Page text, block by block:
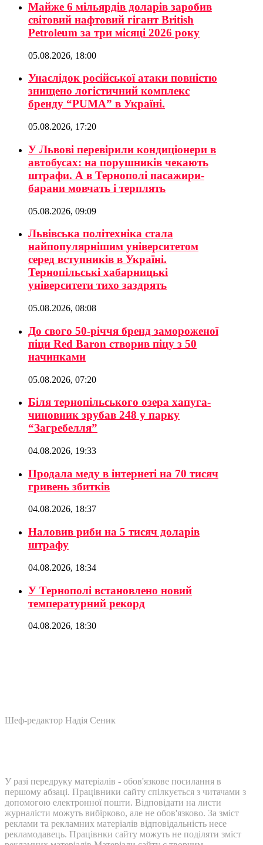
Майже 6 мільярдів доларів заробив
світовий нафтовий гігант British
Petroleum за три місяці 2026 року
05.08.2026, 18:00
Унаслідок російської атаки повністю
знищено логістичний комплекс
бренду “PUMA” в Україні.
05.08.2026, 17:20
У Львові перевірили кондиціонери в
автобусах: на порушників чекають
штрафи. А в Тернополі пасажири-
барани мовчать і терплять
05.08.2026, 09:09
Львівська політехніка стала
найпопулярнішим університетом
серед вступників в Україні.
Тернопільські хабарницькі
університети тихо заздрять
05.08.2026, 08:08
До свого 50-річчя бренд замороженої
піци Red Baron створив піцу з 50
начинками
05.08.2026, 07:20
Біля тернопільського озера хапуга-
чиновник зрубав 248 у парку
“Загребелля”
04.08.2026, 19:33
Продала меду в інтернеті на 70 тисяч
гривень збитків
04.08.2026, 18:37
Наловив риби на 5 тисяч доларів
штрафу
04.08.2026, 18:34
У Тернополі встановлено новий
температурний рекорд
04.08.2026, 18:30
Шеф-редактор Надія Сеник
У разі передруку матеріалів - обов'язкове посилання в
першому абзаці. Працівники сайту спілкується з читачами з
допомогою електронної пошти. Відповідати на листи
журналісти можуть вибірково, але не обов'язково. За зміст
реклами та рекламних матеріалів відповідальність несе
рекламодавець. Працівнки сайту можуть не поділяти зміст